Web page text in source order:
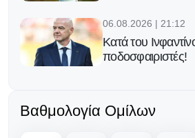
06.08.2026 | 21:12
Κατά του
ποδοσφαιριστές!
Ο Γκάβι κράτησε
μετά την
Βαθμολογία Ομίλων